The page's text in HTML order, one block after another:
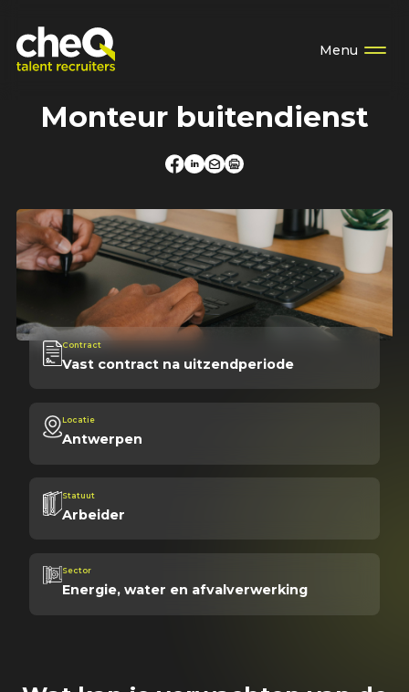
Menu
Monteur buitendienst
Contract
Vast contract na uitzendperiode
Locatie
Antwerpen
Statuut
Arbeider
Sector
Energie, water en afvalverwerking